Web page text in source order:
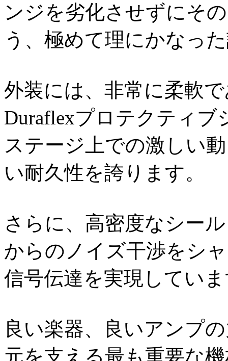
ンジを劣化させずにそ
う、極めて理にかなっ
外装には、非常に柔軟
Duraflexプロテクティブ
ステージ上での激しい
い耐久性を誇ります。
さらに、高密度なシー
からのノイズ干渉をシ
信号伝達を実現してい
良い楽器、良いアンプ
元を支える最も重要な